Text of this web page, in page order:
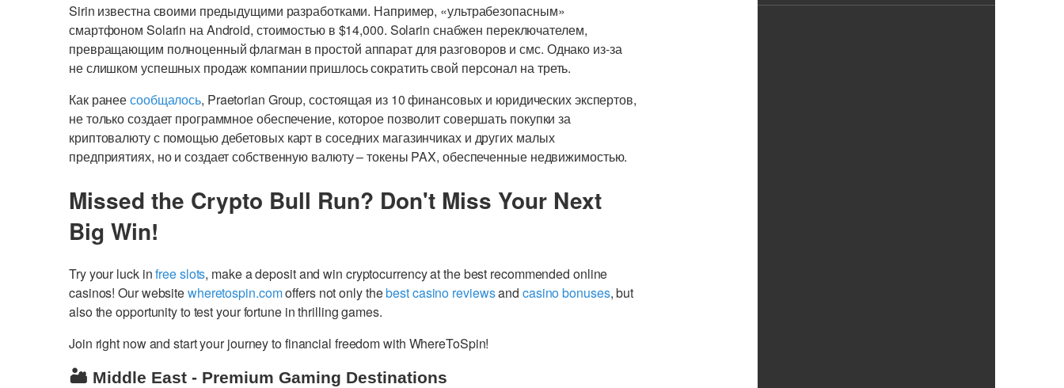
Sirin известна своими предыдущими разработками. Например, «ультрабезопасным»
смартфоном Solarin на Android, стоимостью в $14,000. Solarin снабжен переключателем,
превращающим полноценный флагман в простой аппарат для разговоров и смс. Однако из-за
не слишком успешных продаж компании пришлось сократить свой персонал на треть.
Как ранеесообщалось, Praetorian Group, состоящая из 10 финансовых и юридических экспертов,
не только создает программное обеспечение, которое позволит совершать покупки за
криптовалюту с помощью дебетовых карт в соседних магазинчиках и других малых
предприятиях, но и создает собственную валюту – токены PAX, обеспеченные недвижимостью.
Missed the Crypto Bull Run? Don't Miss Your Next
Big Win!
Try your luck infree slots, make a deposit and win cryptocurrency at the best recommended online
casinos! Our websitewheretospin.comoffers not only thebest casino reviewsand casino bonuses, but
also the opportunity to test your fortune in thrilling games.
Join right now and start your journey to financial freedom with WhereToSpin!
🏜️ Middle East - Premium Gaming Destinations